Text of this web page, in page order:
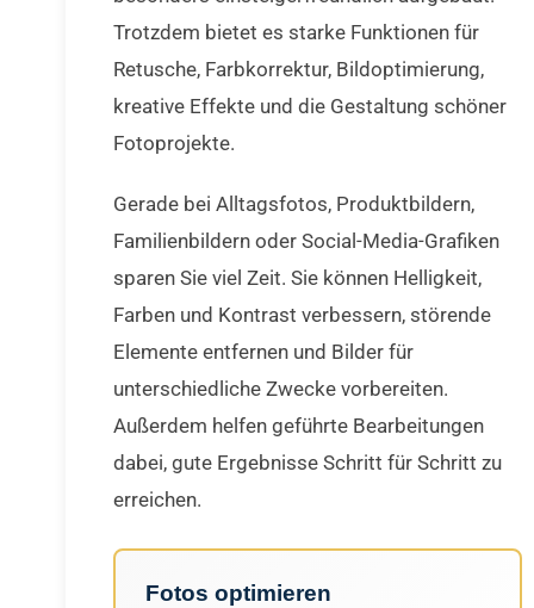
Trotzdem bietet es starke Funktionen für
Retusche, Farbkorrektur, Bildoptimierung,
kreative Effekte und die Gestaltung schöner
Fotoprojekte.
Gerade bei Alltagsfotos, Produktbildern,
Familienbildern oder Social-Media-Grafiken
sparen Sie viel Zeit. Sie können Helligkeit,
Farben und Kontrast verbessern, störende
Elemente entfernen und Bilder für
unterschiedliche Zwecke vorbereiten.
Außerdem helfen geführte Bearbeitungen
dabei, gute Ergebnisse Schritt für Schritt zu
erreichen.
Fotos optimieren